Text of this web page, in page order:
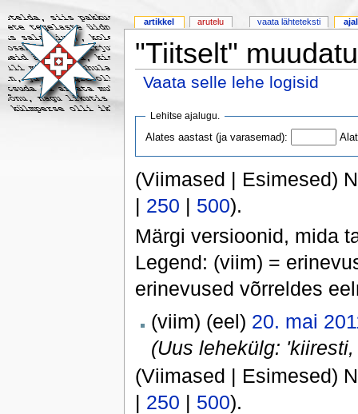
"Tiitselt"
Vaata selle lehe logisid
Lehitse ajalugu.
Alates aastast (ja varasemad):
(Viimased | Esimesed)
| 250 | 500).
Märgi versioonid, mida
Legend: (viim) =
erinevused võrreldes
(viim) (eel) 20. mai
(Uus lehekülg:
(Viimased | Esimesed)
| 250 | 500).
artikkel arutelu vaata lähteteksti